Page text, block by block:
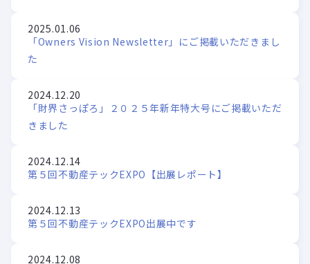
2025.01.06
「Owners Vision Newsletter」にご掲載いただきまし
た
2024.12.20
「財界さっぽろ」２０２５年新年特大号にご掲載いただ
きました
2024.12.14
第５回不動産テックEXPO【出展レポート】
2024.12.13
第５回不動産テックEXPO出展中です
2024.12.08